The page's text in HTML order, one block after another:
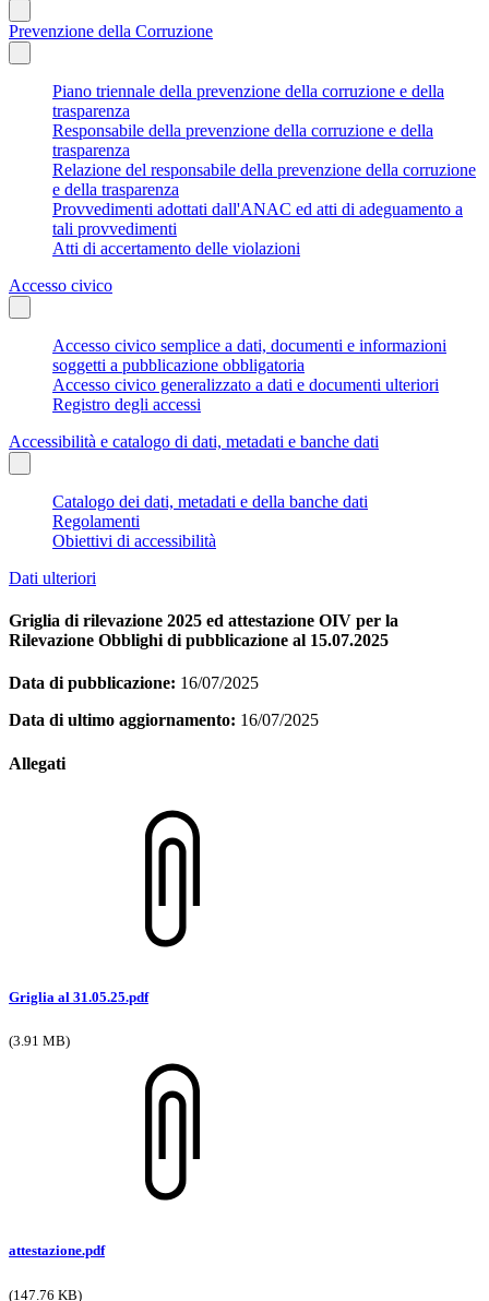
Prevenzione della Corruzione
Piano triennale della prevenzione della corruzione e della
trasparenza
Responsabile della prevenzione della corruzione e della
trasparenza
Relazione del responsabile della prevenzione della corruzione
e della trasparenza
Provvedimenti adottati dall'ANAC ed atti di adeguamento a
tali provvedimenti
Atti di accertamento delle violazioni
Accesso civico
Accesso civico semplice a dati, documenti e informazioni
soggetti a pubblicazione obbligatoria
Accesso civico generalizzato a dati e documenti ulteriori
Registro degli accessi
Accessibilità e catalogo di dati, metadati e banche dati
Catalogo dei dati, metadati e della banche dati
Regolamenti
Obiettivi di accessibilità
Dati ulteriori
Griglia di rilevazione 2025 ed attestazione OIV per la
Rilevazione Obblighi di pubblicazione al 15.07.2025
Data di pubblicazione: 16/07/2025
Data di ultimo aggiornamento: 16/07/2025
Allegati
Griglia al 31.05.25.pdf
(3.91 MB)
attestazione.pdf
(147.76 KB)